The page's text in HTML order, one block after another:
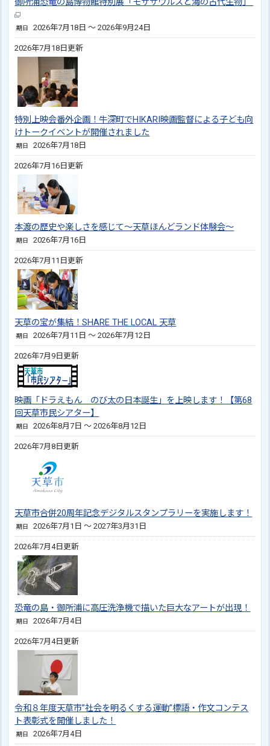
御所浦恐竜の島博物館特別展「モササウルスと海の古代生物」
期日 2026年7月18日 ～ 2026年9月24日
2026年7月18日更新
特別上映会番外企画！牛深町でHIKARI映画監督による子ども向
けトークイベントが開催されました
期日 2026年7月18日
2026年7月16日更新
本渡の歴史や楽しさを感じて～天草ほんどランド体験会～
期日 2026年7月16日
2026年7月11日更新
天草の宝が集結！SHARE THE LOCAL 天草
期日 2026年7月11日 ～ 2026年7月12日
2026年7月9日更新
映画「ドラえもん のび太の日本誕生」を上映します！【第68
回天草市民シアター】
期日 2026年8月7日 ～ 2026年8月12日
2026年7月8日更新
天草市合併20周年記念デジタルスタンプラリーを実施します！
期日 2026年7月1日 ～ 2027年3月31日
2026年7月4日更新
恐竜の島・御所浦に高圧洗浄機で描いた巨大なアートが出現！
期日 2026年7月4日
2026年7月4日更新
令和８年度天草市”社会を明るくする運動”標語・作文コンテス
ト表彰式を開催しました！
期日 2026年7月4日